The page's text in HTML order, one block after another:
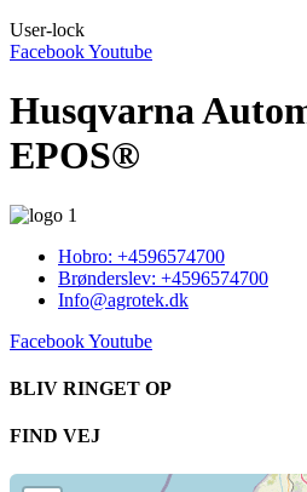
User-lock
FacebookYoutube
Husqvarna
EPOS®
Hobro: +4596574700
Brønderslev: +4596574700
Info@agrotek.dk
FacebookYoutube
BLIV RINGET OP​
FIND VEJ​